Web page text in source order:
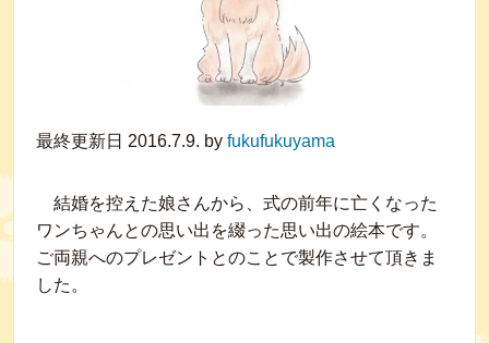
最終更新日 2016.7.9. by fukufukuyama
結婚を控えた娘さんから、式の前年に亡くなった
ワンちゃんとの思い出を綴った思い出の絵本です。
ご両親へのプレゼントとのことで製作させて頂きま
した。